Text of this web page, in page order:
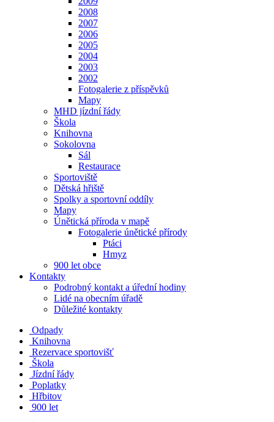
2008
2007
2006
2005
2004
2003
2002
Fotogalerie z příspěvků
Mapy
MHD jízdní řády
Škola
Knihovna
Sokolovna
Sál
Restaurace
Sportoviště
Dětská hřiště
Spolky a sportovní oddíly
Mapy
Únětická příroda v mapě
Fotogalerie únětické přírody
Ptáci
Hmyz
900 let obce
Kontakty
Podrobný kontakt a úřední hodiny
Lidé na obecním úřadě
Důležité kontakty
Odpady
Knihovna
Rezervace sportovišť
Škola
Jízdní řády
Poplatky
Hřbitov
900 let